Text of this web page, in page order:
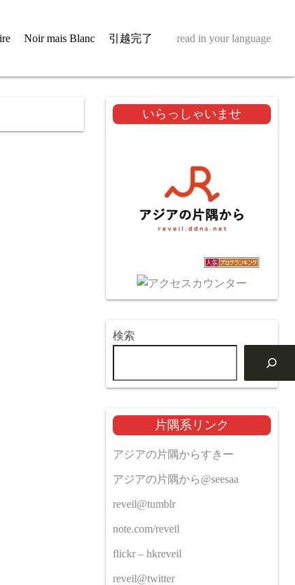
Noir mais Blanc 引越完了 read in your language
いらっしゃいませ
検索
片隅系リンク
アジアの片隅からすきー
アジアの片隅から@seesaa
reveil@tumblr
note.com/reveil
flickr – hkreveil
reveil@twitter